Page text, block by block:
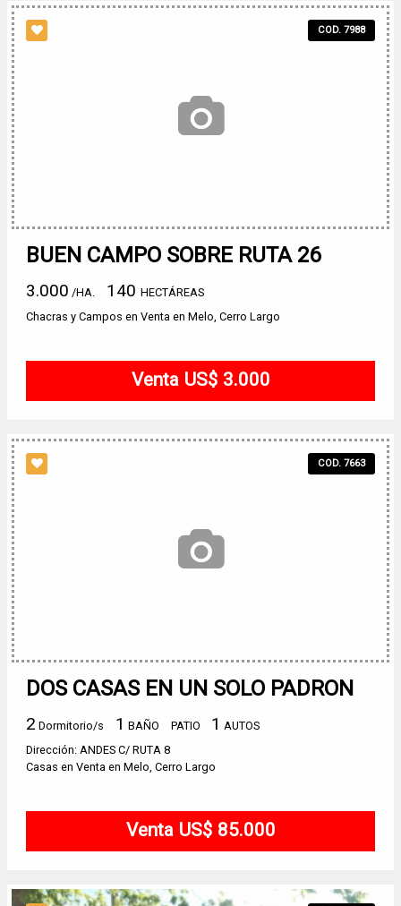
COD. 7988
BUEN CAMPO SOBRE RUTA 26
3.000 /HA. 140 HECTÁREAS
Chacras y Campos en Venta en Melo, Cerro Largo
Venta US$ 3.000
COD. 7663
DOS CASAS EN UN SOLO PADRON
2 Dormitorio/s 1 BAÑO PATIO 1 AUTOS
Dirección: ANDES C/ RUTA 8
Casas en Venta en Melo, Cerro Largo
Venta US$ 85.000